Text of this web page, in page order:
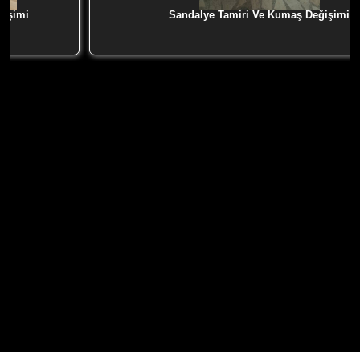
Sandalye Tamiri Ve Kumaş Değişimi